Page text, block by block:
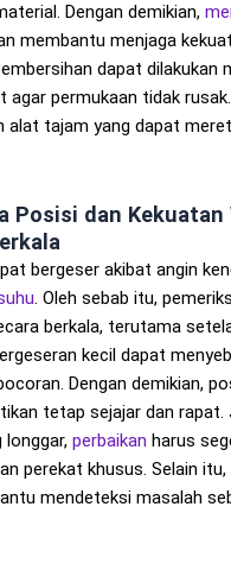
Dengan demikian,
membantu menjaga
dapat dilakukan
agar permukaan tidak
alat tajam yang dapat
Posisi dan Kekuatan
bergeser akibat angin
. Oleh sebab itu,
berkala, terutama
kecil dapat
Dengan demikian,
tetap sejajar dan rapat.
longgar, perbaikan harus
perekat khusus. Selain
mendeteksi masalah